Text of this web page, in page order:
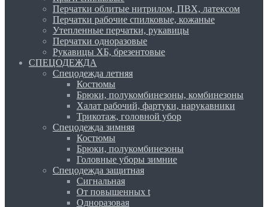
Перчатки облитые нитрилом, ПВХ, латексом
Перчатки рабочие спилковые, кожаные
Утепленные перчатки, рукавицы
Перчатки одноразовые
Рукавицы ХБ, брезентовые
СПЕЦОДЕЖДА
Спецодежда летняя
Костюмы
Брюки, полукомбинезоны, комбинезоны
Халат рабочий, фартуки, нарукавники
Трикотаж, головной убор
Спецодежда зимняя
Костюмы
Брюки, полукомбинезоны
Головные уборы зимние
Спецодежда защитная
Сигнальная
От повышенных t
Одноразовая